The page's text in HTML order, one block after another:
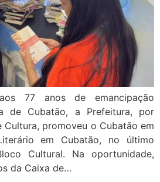
77 anos de emancipação
de Cubatão, a Prefeitura, por
Cultura, promoveu o Cubatão em
em Cubatão, no último
Cultural. Na oportunidade,
da Caixa de…